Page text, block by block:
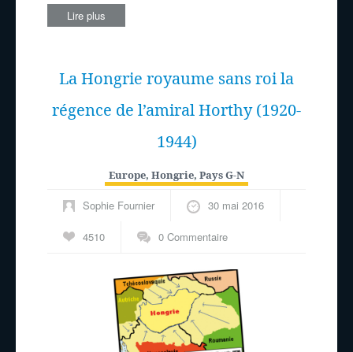
Lire plus
La Hongrie royaume sans roi la
régence de l’amiral Horthy (1920-
1944)
Europe, Hongrie, Pays G-N
Sophie Fournier 30 mai 2016
4510 0 Commentaire